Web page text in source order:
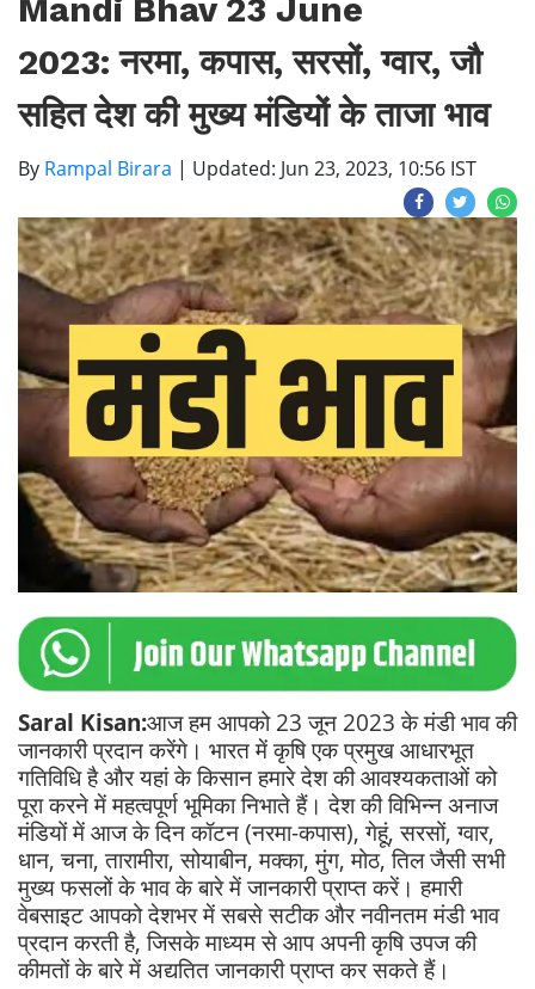
Mandi Bhav 23 June
2023: नरमा, कपास, सरसों, ग्वार, जौ
सहित देश की मुख्य मंडियों के ताजा भाव
By Rampal Birara | Updated: Jun 23, 2023, 10:56 IST
Saral Kisan:आज हम आपको 23 जून 2023 के मंडी भाव की
जानकारी प्रदान करेंगे। भारत में कृषि एक प्रमुख आधारभूत
गतिविधि है और यहां के किसान हमारे देश की आवश्यकताओं को
पूरा करने में महत्वपूर्ण भूमिका निभाते हैं। देश की विभिन्न अनाज
मंडियों में आज के दिन कॉटन (नरमा-कपास), गेहूं, सरसों, ग्वार,
धान, चना, तारामीरा, सोयाबीन, मक्का, मुंग, मोठ, तिल जैसी सभी
मुख्य फसलों के भाव के बारे में जानकारी प्राप्त करें। हमारी
वेबसाइट आपको देशभर में सबसे सटीक और नवीनतम मंडी भाव
प्रदान करती है, जिसके माध्यम से आप अपनी कृषि उपज की
कीमतों के बारे में अद्यतित जानकारी प्राप्त कर सकते हैं।